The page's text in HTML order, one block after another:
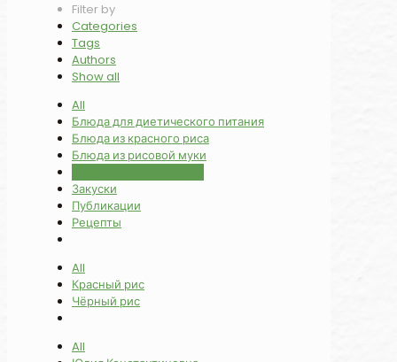
Filter by
Categories
Tags
Authors
Show all
All
Блюда для диетического питания
Блюда из красного риса
Блюда из рисовой муки
Закуски
Публикации
Рецепты
All
Красный рис
Чёрный рис
All